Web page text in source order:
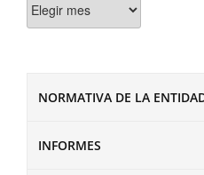
NORMATIVA DE LA
INFORMES